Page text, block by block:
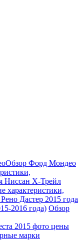
Обзор Форд Мондео
Ниссан Х-Трейл
характеристики,
Дастер 2015 года
2016 года) Обзор
2015 фото цены
марки